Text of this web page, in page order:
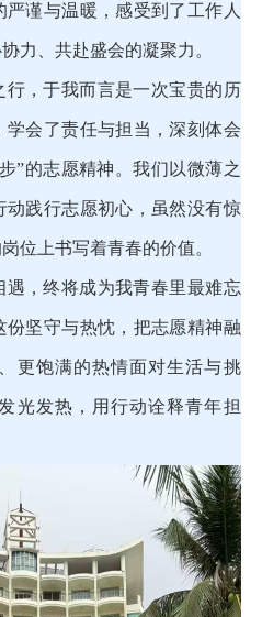
谨与温暖，感受到了工作人
力、共赴盛会的凝聚力。
行，于我而言是一次宝贵的历
会了责任与担当，深刻体会
”的志愿精神。我们以微薄之
践行志愿初心，虽然没有惊
位上书写着青春的价值。
，终将成为我青春里最难忘
坚守与热忱，把志愿精神融
更饱满的热情面对生活与挑
光发热，用行动诠释青年担